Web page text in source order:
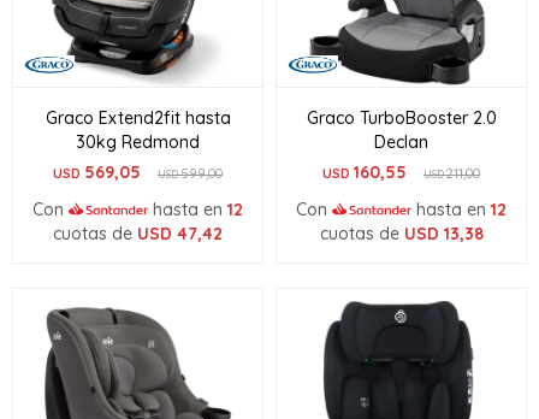
Graco Extend2fit hasta
30kg Redmond
USD 569,05 USD599,00
Con hasta en 12
cuotas de USD 47,42
Graco TurboBooster 2.0
Declan
USD 160,55 USD211,00
Con hasta en 12
cuotas de USD 13,38